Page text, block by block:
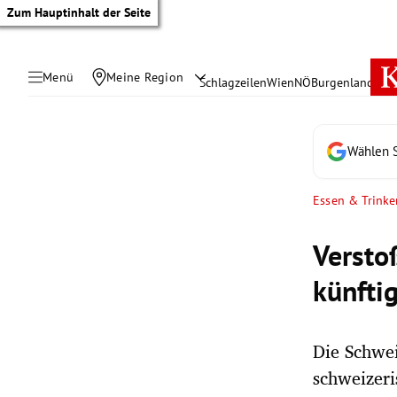
Zum Hauptinhalt der Seite
Menü Meine Region SchlagzeilenWienNÖBurgenland
Wählen
Essen &
Die